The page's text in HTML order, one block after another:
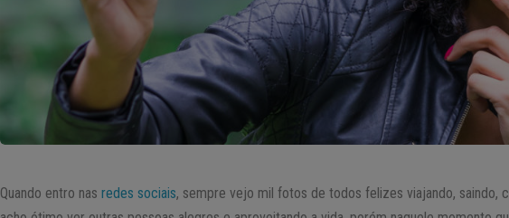
Quando entro nasredes sociais, sempre vejo mil fotos de todos felizes viajando, saindo,